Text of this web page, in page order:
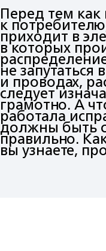
Перед тем как
к
приходит в
в которых
не
и проводах,
следует
грамотно. А
работала
должны быть
правильно.
вы узнаете,